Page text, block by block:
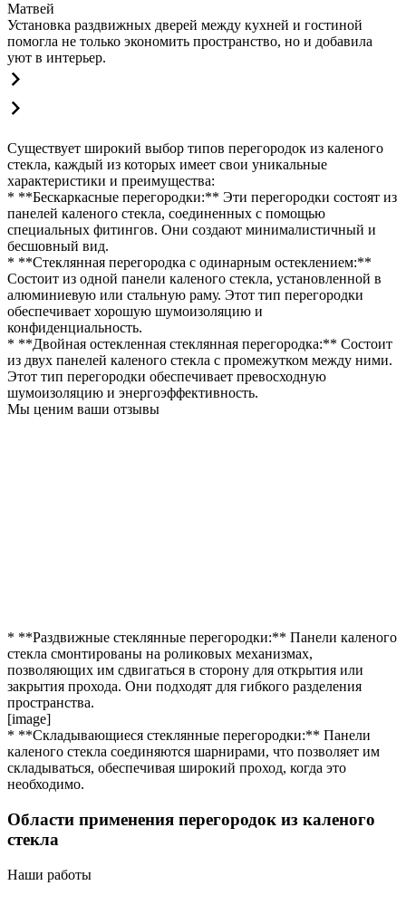
Матвей
Установка раздвижных дверей между кухней и гостиной
помогла не только экономить пространство, но и добавила
уют в интерьер.
Существует широкий выбор типов перегородок из каленого
стекла, каждый из которых имеет свои уникальные
характеристики и преимущества:
* **Бескаркасные перегородки:** Эти перегородки состоят из
панелей каленого стекла, соединенных с помощью
специальных фитингов. Они создают минималистичный и
бесшовный вид.
* **Стеклянная перегородка с одинарным остеклением:**
Состоит из одной панели каленого стекла, установленной в
алюминиевую или стальную раму. Этот тип перегородки
обеспечивает хорошую шумоизоляцию и
конфиденциальность.
* **Двойная остекленная стеклянная перегородка:** Состоит
из двух панелей каленого стекла с промежутком между ними.
Этот тип перегородки обеспечивает превосходную
шумоизоляцию и энергоэффективность.
Мы ценим ваши отзывы
* **Раздвижные стеклянные перегородки:** Панели каленого
стекла смонтированы на роликовых механизмах,
позволяющих им сдвигаться в сторону для открытия или
закрытия прохода. Они подходят для гибкого разделения
пространства.
[image]
* **Складывающиеся стеклянные перегородки:** Панели
каленого стекла соединяются шарнирами, что позволяет им
складываться, обеспечивая широкий проход, когда это
необходимо.
Области применения перегородок из каленого
стекла
Наши работы